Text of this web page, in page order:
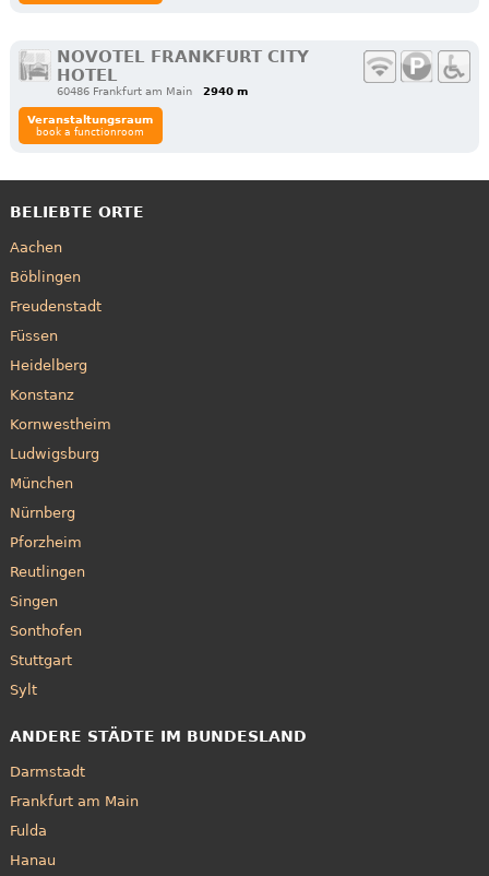
NOVOTEL FRANKFURT CITY
HOTEL
60486 Frankfurt am Main 2940 m
Veranstaltungsraum
book a functionroom
BELIEBTE ORTE
Aachen
Böblingen
Freudenstadt
Füssen
Heidelberg
Konstanz
Kornwestheim
Ludwigsburg
München
Nürnberg
Pforzheim
Reutlingen
Singen
Sonthofen
Stuttgart
Sylt
ANDERE STÄDTE IM BUNDESLAND
Darmstadt
Frankfurt am Main
Fulda
Hanau